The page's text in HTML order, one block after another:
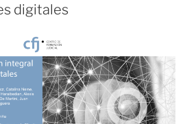
digitales